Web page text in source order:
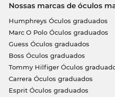
Nossas marcas de óculos
Humphreys Óculos graduados
Marc O Polo Óculos graduados
Guess Óculos graduados
Boss Óculos graduados
Tommy Hilfiger Óculos
Carrera Óculos graduados
Esprit Óculos graduados